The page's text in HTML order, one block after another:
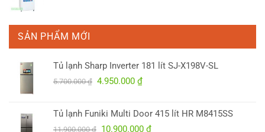
SẢN PHẨM MỚI
Tủ lạnh Sharp Inverter 181 lít SJ-X198V-SL
5.700.000₫ Giá
5.700.000 ₫.
4.950.000 ₫Giá
là:
Tủ lạnh Funiki Multi Door 415 lít HR M8415SS
11.900.000₫ Giá
10.900.000 ₫Giá